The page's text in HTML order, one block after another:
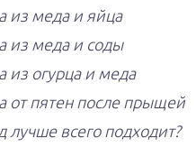
из меда и яйца
из меда и соды
из огурца и меда
от пятен после прыщей
лучше всего подходит?